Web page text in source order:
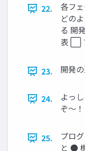
22.
各フ
どの
る 開
表 ⬜
23. 開発
24.
よっ
ぞ〜
25.
プロ
と ●